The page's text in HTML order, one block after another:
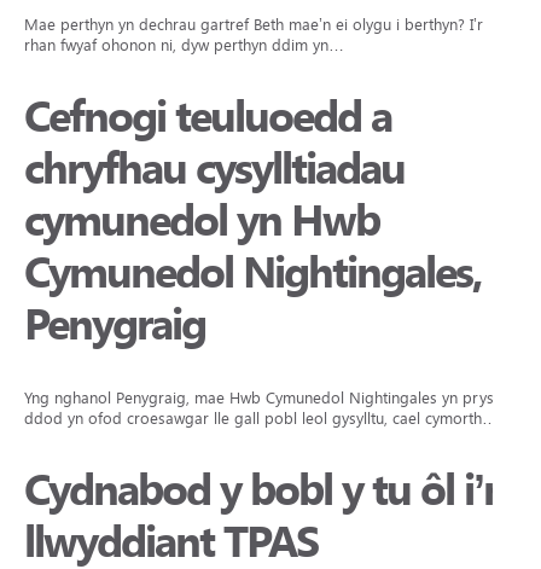
Mae perthyn yn dechrau gartref Beth mae’n ei olygu i berthyn? I’r
rhan fwyaf ohonon ni, dyw perthyn ddim yn…
Cefnogi teuluoedd a
chryfhau cysylltiadau
cymunedol yn Hwb
Cymunedol Nightingales,
Penygraig
Yng nghanol Penygraig, mae Hwb Cymunedol Nightingales yn prysur
ddod yn ofod croesawgar lle gall pobl leol gysylltu, cael cymorth…
Cydnabod y bobl y tu ôl i’n
llwyddiant TPAS